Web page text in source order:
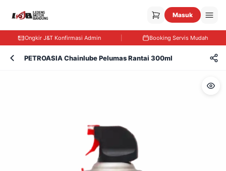
Masuk
Ongkir J&T Konfirmasi Admin Booking Servis Mudah
PETROASIA Chainlube Pelumas Rantai 300ml